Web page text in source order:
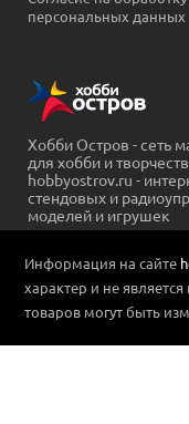
персональных данных
Хобби Остров - сеть
для хобби и
hobbyostrov.ru -
стендовых и
моделей и игрушек
Информация на сайте
характер и не
товаров могут быть